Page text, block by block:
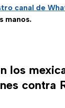
canal de
manos.
los
contra